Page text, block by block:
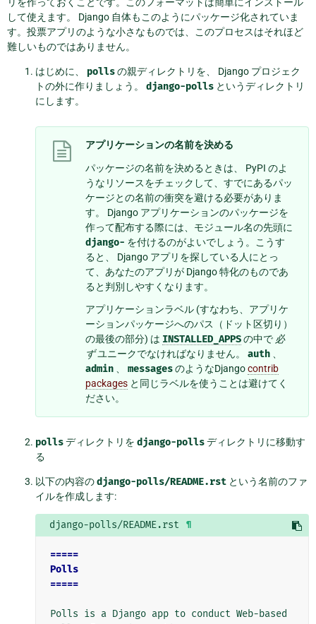
リを作っておくことです。このフォーマットは簡単にインストール
して使えます。 Django 自体もこのようにパッケージ化されていま
す。投票アプリのような小さなものでは、このプロセスはそれほど
難しいものではありません。
はじめに、 pollsの親ディレクトリを、 Django プロジェク
トの外に作りましょう。 django-polls というディレクトリ
にします。
アプリケーションの名前を決める
パッケージの名前を決めるときは、 PyPI のよ
うなリソースをチェックして、すでにあるパッ
ケージとの名前の衝突を避ける必要がありま
す。 Django アプリケーションのパッケージを
作って配布する際には、モジュール名の先頭に
django- を付けるのがよいでしょう。こうす
ると、 Django アプリを探している人にとっ
て、あなたのアプリが Django 特化のものであ
ると判別しやすくなります。
アプリケーションラベル (すなわち、アプリケ
ーションパッケージへのパス（ドット区切り）
の最後の部分) は INSTALLED_APPSの中で 必
ずユニークでなければなりません。 auth
admin messagesのようなDjangocontrib
packages と同じラベルを使うことは避けてく
ださい。
pollsディレクトリを django-pollsディレクトリに移動す
る
以下の内容のdjango-polls/README.rst という名前のファ
イルを作成します:
django-polls/README.rst ¶
=====
Polls
=====
Polls is a Django app to conduct Web-based